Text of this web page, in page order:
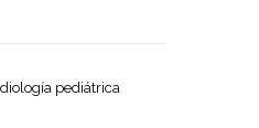
pediátrica